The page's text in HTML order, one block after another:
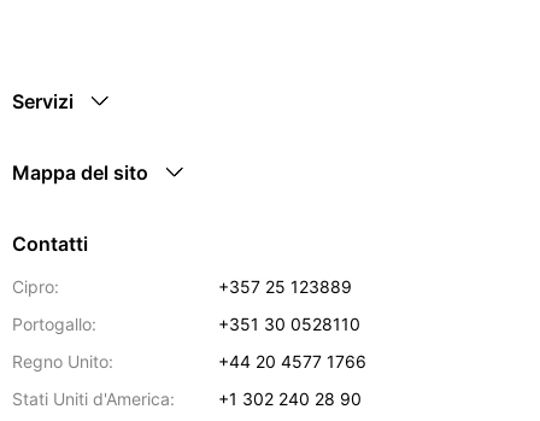
Servizi
Mappa del sito
Contatti
Cipro:
+357 25 123889
Portogallo:
+351 30 0528110
Regno Unito:
+44 20 4577 1766
Stati Uniti d'America:
+1 302 240 28 90